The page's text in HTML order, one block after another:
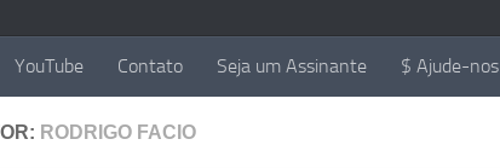
YouTube Contato Seja um Assinante $ Ajude-nos
RODRIGO FACIO